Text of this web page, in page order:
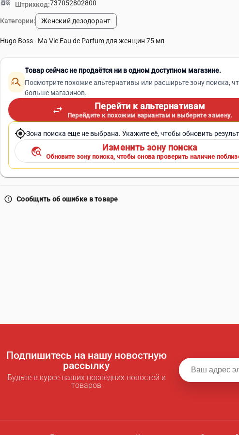
Штрихкод:737052802800
Категории: Женский дезодорант
Hugo Boss - Ma Vie Eau de Parfum для женщин 75 мл
search_off
Товар сейчас не продаётся ни в одном доступном магазине.
Посмотрите похожие альтернативы или расширьте зону поиска,
больше магазинов.
swap_horiz Перейти к альтернативам
Перейдите к похожим вариантам и выберите замену.
my_locationЗона поиска еще не выбрана. Укажите её, чтобы обновить
travel_explore Изменить зону поиска
Обновите зону поиска, чтобы снова проверить наличие
error_outline Сообщить об ошибке в товаре
Подпишитесь на нашу новостную
рассылку
Будьте в курсе наших последних новостей и
товаров